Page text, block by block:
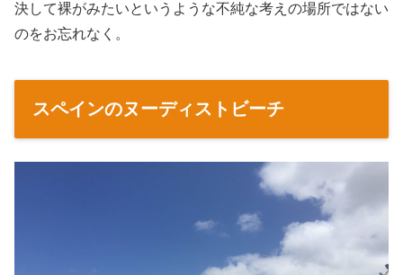
決して裸がみたいというような不純な考えの場所ではない
のをお忘れなく。
スペインのヌーディストビーチ